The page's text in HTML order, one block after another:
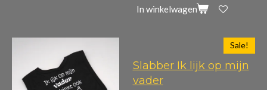
In winkelwagen
Sale!
Slabber Ik lijk op mijn
vader